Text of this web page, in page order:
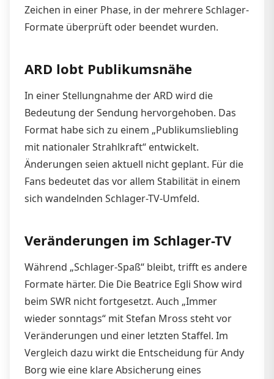
Zeichen in einer Phase, in der mehrere Schlager-
Formate überprüft oder beendet wurden.
ARD lobt Publikumsnähe
In einer Stellungnahme der ARD wird die
Bedeutung der Sendung hervorgehoben. Das
Format habe sich zu einem „Publikumsliebling
mit nationaler Strahlkraft“ entwickelt.
Änderungen seien aktuell nicht geplant. Für die
Fans bedeutet das vor allem Stabilität in einem
sich wandelnden Schlager-TV-Umfeld.
Veränderungen im Schlager-TV
Während „Schlager-Spaß“ bleibt, trifft es andere
Formate härter. Die Die Beatrice Egli Show wird
beim SWR nicht fortgesetzt. Auch „Immer
wieder sonntags“ mit Stefan Mross steht vor
Veränderungen und einer letzten Staffel. Im
Vergleich dazu wirkt die Entscheidung für Andy
Borg wie eine klare Absicherung eines